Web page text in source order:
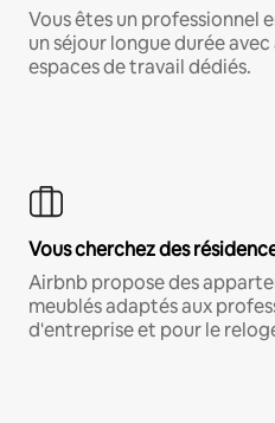
Vous êtes un professionnel
un séjour longue durée
espaces de travail dédiés.
Vous cherchez des
Airbnb propose des
meublés adaptés aux
d'entreprise et pour le